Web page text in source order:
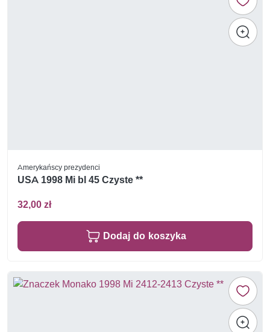
Amerykańscy prezydenci
USA 1998 Mi bl 45 Czyste **
32,00 zł
Dodaj do koszyka